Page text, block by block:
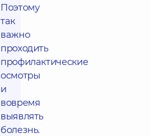
Поэтому
так
важно
проходить
профилактические
осмотры
и
вовремя
выявлять
болезнь.